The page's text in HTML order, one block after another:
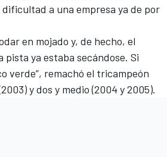
a una empresa ya de por
en mojado y, de hecho, el
pista ya estaba secándose. Si
verde”, remachó el tricampeón
y dos y medio (2004 y 2005).